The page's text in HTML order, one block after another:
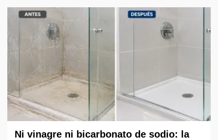
Ni vinagre ni bicarbonato de sodio: la